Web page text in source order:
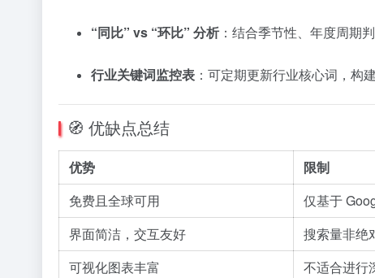
“同比” vs “环比” 分析 ：结合季节性、年度周期
行业关键词监控表 ：可定期更新行业核心词，构
🧭 优缺点总结
优势
限制
免费且全球可用
仅基于
界面简洁，交互友好
搜索量非绝
可视化图表丰富
不适合进行